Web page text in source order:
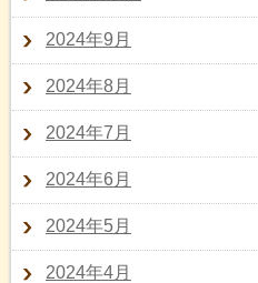
2024年9月
2024年8月
2024年7月
2024年6月
2024年5月
2024年4月